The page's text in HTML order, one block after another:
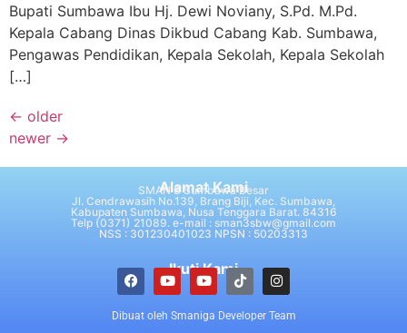
Bupati Sumbawa Ibu Hj. Dewi Noviany, S.Pd. M.Pd.
Kepala Cabang Dinas Dikbud Cabang Kab. Sumbawa,
Pengawas Pendidikan, Kepala Sekolah, Kepala Sekolah
[…]
← older
newer →
Alamat Kami
SMAN 3 Sumbawa Besar
Jl. Cendrawasih No.139, Brang Biji, Kec. Sumbawa,
Kabupaten Sumbawa, Nusa Tenggara Barat. 84316
Telp (0371) 21089. e-mail : sman3sbw@gmail.com
NSS : 301230401023 NPSN : 50203313
Ikuti Kami
Dibuat oleh Smaniga Developer Team